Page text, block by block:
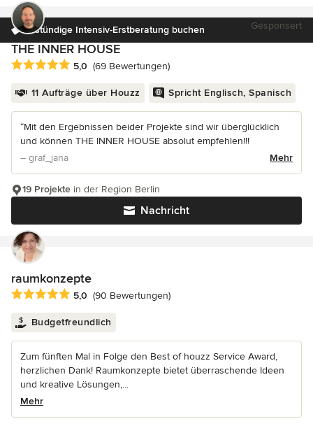
3-stündige Intensiv-Erstberatung buchen Gesponsert
THE INNER HOUSE
Durchschnittliche Bewertung: 5 von 5 Sternen
5,0 (69 Bewertungen)
11 Aufträge über Houzz Spricht Englisch, Spanisch
“Mit den Ergebnissen beider Projekte sind wir überglücklich
und können THE INNER HOUSE absolut empfehlen!!!
– graf_jana
Mehr
Nachricht
19 Projekte in der Region Berlin
raumkonzepte
Durchschnittliche Bewertung: 5 von 5 Sternen
5,0 (90 Bewertungen)
Budgetfreundlich
Zum fünften Mal in Folge den Best of houzz Service Award,
herzlichen Dank! Raumkonzepte bietet überraschende Ideen
und kreative Lösungen,...
Mehr